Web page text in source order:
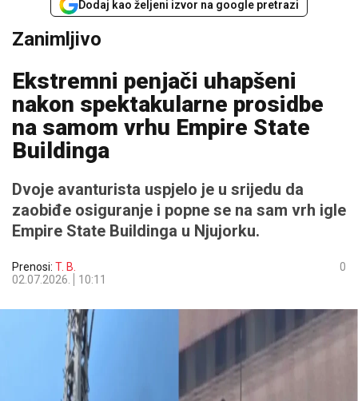
Dodaj kao željeni izvor na google pretrazi
Zanimljivo
Ekstremni penjači uhapšeni
nakon spektakularne prosidbe
na samom vrhu Empire State
Buildinga
Dvoje avanturista uspjelo je u srijedu da
zaobiđe osiguranje i popne se na sam vrh igle
Empire State Buildinga u Njujorku.
Prenosi: T. B.
02.07.2026.
10:11
0